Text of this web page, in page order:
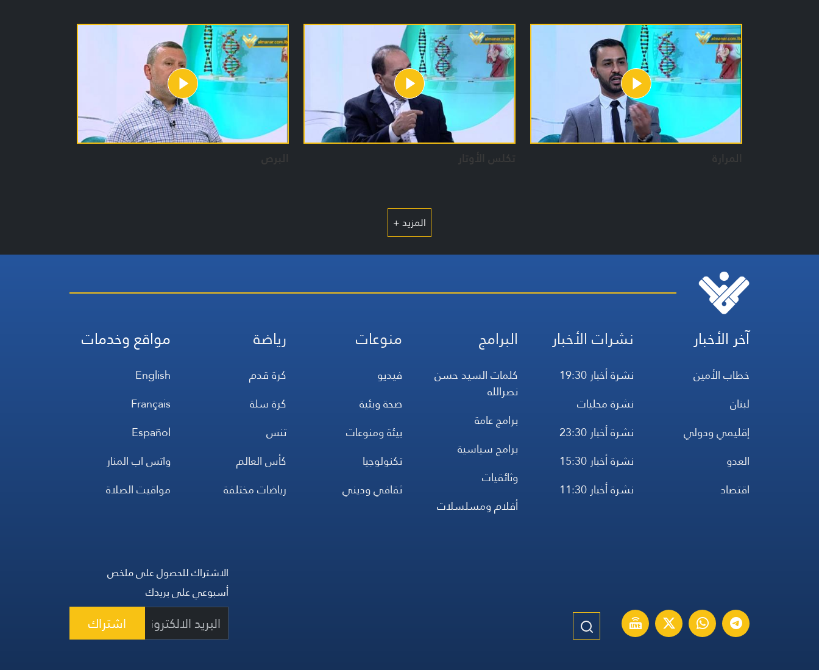
الإعداد:
بشرى سعد / آمنة البزال / يوسف حمدان
حوراء حلباوي / حسام ياسين / زينب بريطع
مهدي بيلون / زينب سليم / إدارة الإنتاج: جنان زغيب
المرارة تكلس الأوتار البرص
المزيد +
آخر الأخبار
خطاب الأمين
لبنان
إقليمي ودولي
العدو
اقتصاد
نشرات الأخبار
نشرة أخبار 19:30
نشرة محليات
نشرة أخبار 23:30
نشرة أخبار 15:30
نشرة أخبار 11:30
البرامج
كلمات السيد حسن
نصرالله
برامج عامة
برامج سياسية
وثائقيات
أفلام ومسلسلات
منوعات
فيديو
صحة وبئية
بيئة ومنوعات
تكنولوجيا
ثقافي وديني
رياضة
كرة قدم
كرة سلة
تنس
كأس العالم
رياضات مختلفة
مواقع وخدمات
English
Français
Español
واتس اب المنار
مواقيت الصلاة
الاشتراك للحصول على ملخص
أسبوعي على بريدك
اشتراك